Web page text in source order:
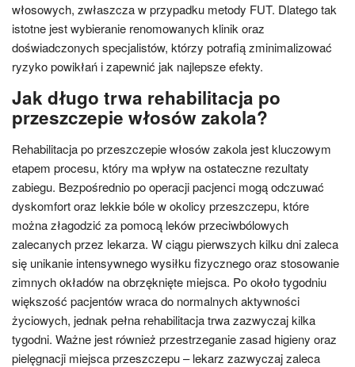
włosowych, zwłaszcza w przypadku metody FUT. Dlatego tak
istotne jest wybieranie renomowanych klinik oraz
doświadczonych specjalistów, którzy potrafią zminimalizować
ryzyko powikłań i zapewnić jak najlepsze efekty.
Jak długo trwa rehabilitacja po
przeszczepie włosów zakola?
Rehabilitacja po przeszczepie włosów zakola jest kluczowym
etapem procesu, który ma wpływ na ostateczne rezultaty
zabiegu. Bezpośrednio po operacji pacjenci mogą odczuwać
dyskomfort oraz lekkie bóle w okolicy przeszczepu, które
można złagodzić za pomocą leków przeciwbólowych
zalecanych przez lekarza. W ciągu pierwszych kilku dni zaleca
się unikanie intensywnego wysiłku fizycznego oraz stosowanie
zimnych okładów na obrzęknięte miejsca. Po około tygodniu
większość pacjentów wraca do normalnych aktywności
życiowych, jednak pełna rehabilitacja trwa zazwyczaj kilka
tygodni. Ważne jest również przestrzeganie zasad higieny oraz
pielęgnacji miejsca przeszczepu – lekarz zazwyczaj zaleca